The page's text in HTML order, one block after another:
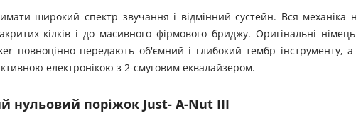
широкий спектр звучання і відмінний сустейн. Вся механіка
кілків і до масивного фірмового бриджу. Оригінальні
повноцінно передають об'ємний і глибокий тембр інструменту, а
електронікою з 2-смуговим еквалайзером.
нульовий поріжок Just- A-Nut III